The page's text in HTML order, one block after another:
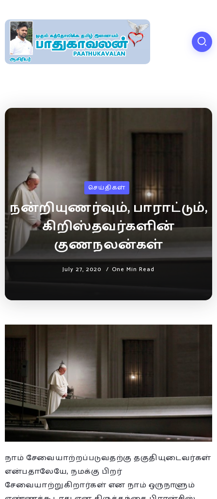
செய்திகள்
நன்றியுணர்வும், பாராட்டும்,
கிறிஸ்தவர்களின்
குணநலன்கள்
July 27, 2020 One Min Read
நாம் சேவையாற்றப்படுவதற்கு தகுதியுடைவர்கள்
என்பதாலேயே, நமக்கு பிறர்
சேவையாற்றுகிறார்கள் என நாம் ஒருநாளும்